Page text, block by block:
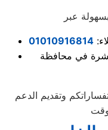
01010916814
في محافظة
وتقديم الدعم